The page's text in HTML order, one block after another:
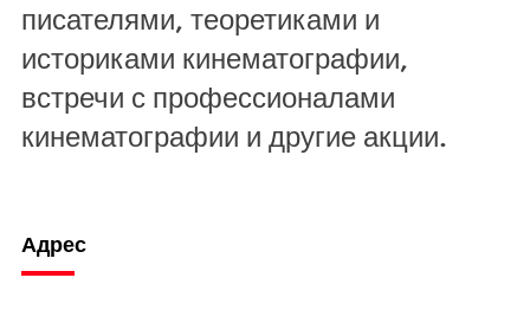
писателями, теоретиками и
историками кинематографии,
встречи с профессионалами
кинематографии и другие акции.
Адрес